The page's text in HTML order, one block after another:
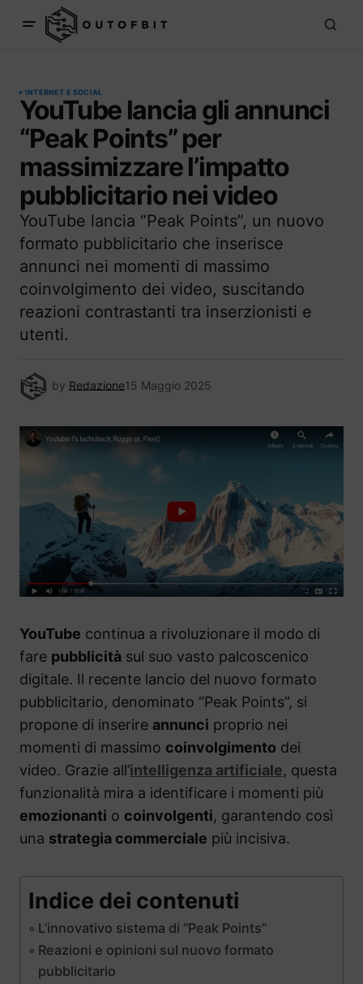
INTERNET E SOCIAL
YouTube lancia gli annunci
“Peak Points” per
massimizzare l’impatto
pubblicitario nei video
YouTube lancia “Peak Points”, un nuovo
formato pubblicitario che inserisce
annunci nei momenti di massimo
coinvolgimento dei video, suscitando
reazioni contrastanti tra inserzionisti e
utenti.
by Redazione15 Maggio 2025
YouTube continua a rivoluzionare il modo di
fare pubblicità sul suo vasto palcoscenico
digitale. Il recente lancio del nuovo formato
pubblicitario, denominato “Peak Points”, si
propone di inserire annunci proprio nei
momenti di massimo coinvolgimento dei
video. Grazie all’intelligenza artificiale, questa
funzionalità mira a identificare i momenti più
emozionanti o coinvolgenti, garantendo così
una strategia commerciale più incisiva.
Indice dei contenuti
L’innovativo sistema di “Peak Points”
Reazioni e opinioni sul nuovo formato
pubblicitario